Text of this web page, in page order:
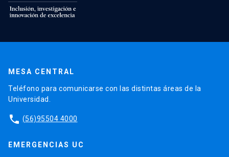
MESA CENTRAL
Teléfono para comunicarse con las distintas áreas de la
Universidad.
phone (56)95504 4000
EMERGENCIAS UC